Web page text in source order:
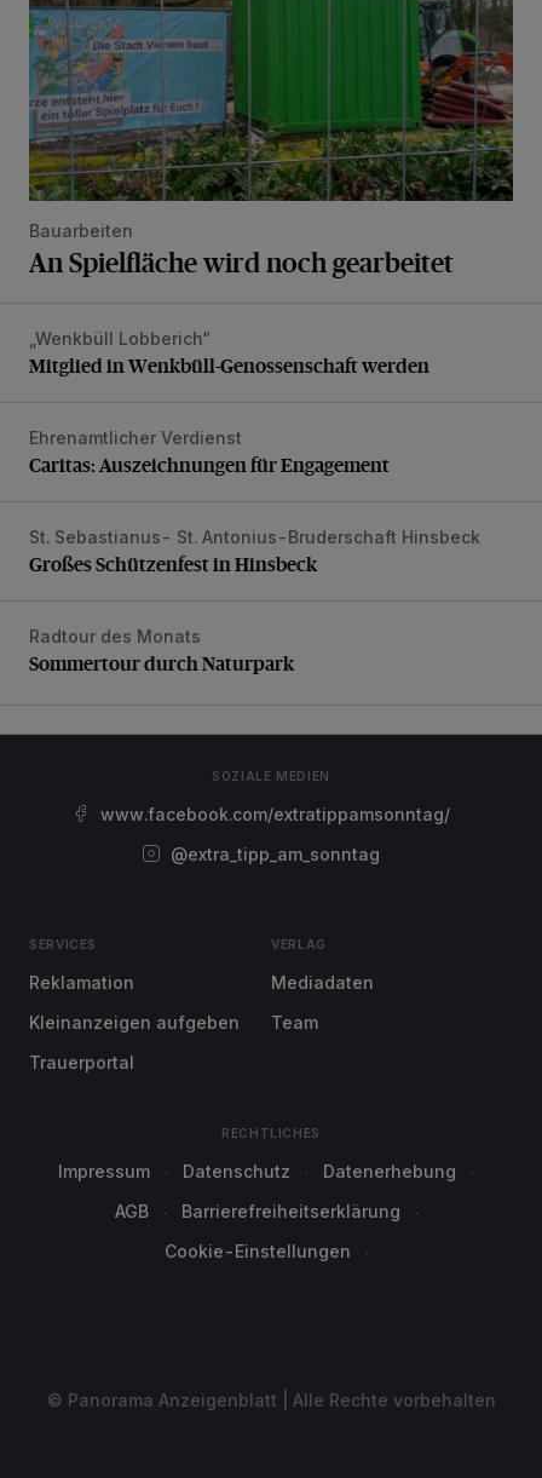
Bauarbeiten
An Spielfläche wird noch gearbeitet
Mitglied in Wenkbüll-Genossenschaft werden
„Wenkbüll Lobberich“
Mitglied in Wenkbüll-Genossenschaft werden
Caritas: Auszeichnungen für Engagement
Ehrenamtlicher Verdienst
Caritas: Auszeichnungen für Engagement
Großes Schützenfest in Hinsbeck
St. Sebastianus- St. Antonius-Bruderschaft Hinsbeck
Großes Schützenfest in Hinsbeck
Sommertour durch Naturpark
Radtour des Monats
Sommertour durch Naturpark
SOZIALE MEDIEN
www.facebook.com/extratippamsonntag/
@extra_tipp_am_sonntag
SERVICES
Reklamation
Kleinanzeigen aufgeben
Trauerportal
VERLAG
Mediadaten
Team
RECHTLICHES
Impressum Datenschutz
Datenerhebung
AGB
Barrierefreiheitserklärung
Cookie-Einstellungen
© Panorama Anzeigenblatt | Alle Rechte vorbehalten